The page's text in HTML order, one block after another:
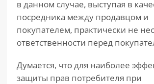
в данном случае, выступая в
посредника между продавцом и
покупателем, практически не
ответственности перед
Думается, что для наиболее
защиты прав потребителя при